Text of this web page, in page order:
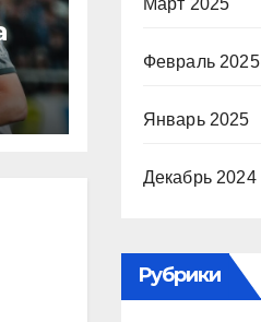
Март 2025
Февраль 2025
Январь 2025
Декабрь 2024
Рубрики